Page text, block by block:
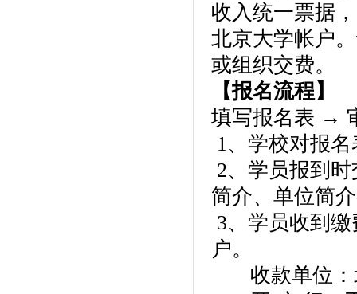
收入统一票据
北京大学帐户
或组织交费。
【报名流程】
填写报名表 →
1、学校对报
2、学员报到
简介、单位简
3、学员收到
户。
收款单位：